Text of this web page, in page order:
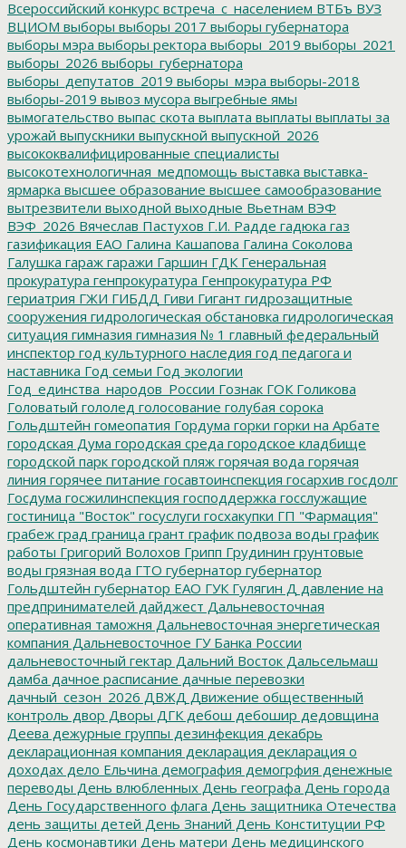
Всероссийский конкурс встреча_с_населением ВТБъ ВУЗ
ВЦИОМ выборы выборы 2017 выборы губернатора
выборы мэра выборы ректора выборы_2019 выборы_2021
выборы_2026 выборы_губернатора
выборы_депутатов_2019 выборы_мэра выборы-2018
выборы-2019 вывоз мусора выгребные ямы
вымогательство выпас скота выплата выплаты выплаты за
урожай выпускники выпускной выпускной_2026
высококвалифицированные специалисты
высокотехнологичная_медпомощь выставка выставка-
ярмарка высшее образование высшее самообразование
вытрезвители выходной выходные Вьетнам ВЭФ
ВЭФ_2026 Вячеслав Пастухов Г.И. Радде гадюка газ
газификация ЕАО Галина Кашапова Галина Соколова
Галушка гараж гаражи Гаршин ГДК Генеральная
прокуратура генпрокуратура Генпрокуратура РФ
гериатрия ГЖИ ГИБДД Гиви Гигант гидрозащитные
сооружения гидрологическая обстановка гидрологическая
ситуация гимназия гимназия № 1 главный федеральный
инспектор год культурного наследия год педагога и
наставника Год семьи Год экологии
Год_единства_народов_России Гознак ГОК Голикова
Головатый гололед голосование голубая сорока
Гольдштейн гомеопатия Гордума горки горки на Арбате
городская Дума городская среда городское кладбище
городской парк городской пляж горячая вода горячая
линия горячее питание госавтоинспекция госархив госдолг
Госдума госжилинспекция господдержка госслужащие
гостиница "Восток" госуслуги госхакупки ГП "Фармация"
грабеж град граница грант график подвоза воды график
работы Григорий Волохов Грипп Грудинин грунтовые
воды грязная вода ГТО губернатор губернатор
Гольдштейн губернатор ЕАО ГУК Гулягин Д давление на
предпринимателей дайджест Дальневосточная
оперативная таможня Дальневосточная энергетическая
компания Дальневосточное ГУ Банка России
дальневосточный гектар Дальний Восток Дальсельмаш
дамба дачное расписание дачные перевозки
дачный_сезон_2026 ДВЖД Движение общественный
контроль двор Дворы ДГК дебош дебошир дедовщина
Деева дежурные группы дезинфекция декабрь
декларационная компания декларация декларация о
доходах дело Ельчина демография демогрфия денежные
переводы День влюбленных День географа День города
День Государственного флага День защитника Отечества
день защиты детей День Знаний День Конституции РФ
День космонавтики День матери День медицинского